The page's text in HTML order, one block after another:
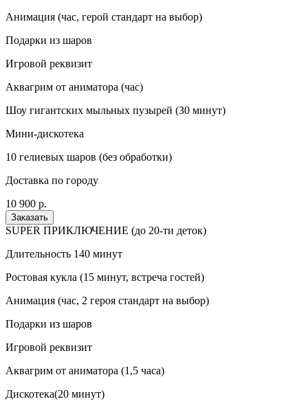
Анимация (час, герой стандарт на выбор)
Подарки из шаров
Игровой реквизит
Аквагрим от аниматора (час)
Шоу гигантских мыльных пузырей (30 минут)
Мини-дискотека
10 гелиевых шаров (без обработки)
Доставка по городу
10 900 р.
Заказать
SUPER ПРИКЛЮЧЕНИЕ (до 20-ти деток)
Длительность 140 минут
Ростовая кукла (15 минут, встреча гостей)
Анимация (час, 2 героя стандарт на выбор)
Подарки из шаров
Игровой реквизит
Аквагрим от аниматора (1,5 часа)
Дискотека(20 минут)